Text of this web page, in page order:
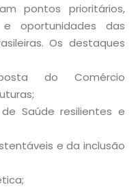
pontos prioritários,
oportunidades das
Os destaques
do Comércio
Saúde resilientes e
e da inclusão